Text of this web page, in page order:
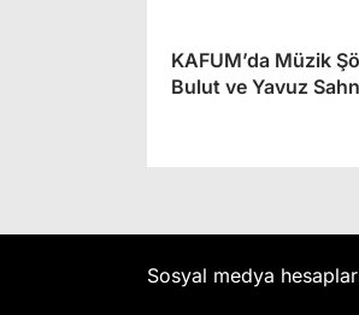
KAFUM’da Müzik
Bulut ve Yavuz
Sosyal medya